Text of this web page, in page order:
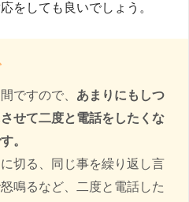
をしても良いでしょう。
ですので、 あまりにもしつ
せて二度と電話をしたくな
。
切る、同じ事を繰り返し言
鳴るなど、二度と電話した